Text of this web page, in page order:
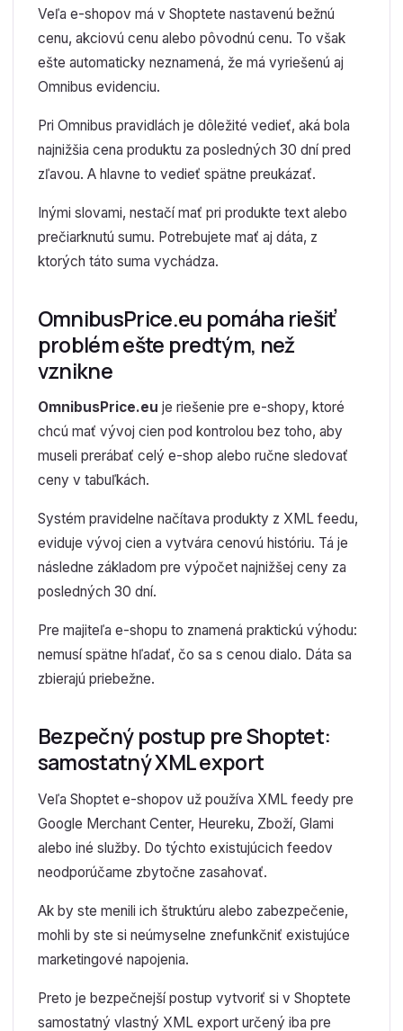
Veľa e-shopov má v Shoptete nastavenú bežnú
cenu, akciovú cenu alebo pôvodnú cenu. To však
ešte automaticky neznamená, že má vyriešenú aj
Omnibus evidenciu.
Pri Omnibus pravidlách je dôležité vedieť, aká bola
najnižšia cena produktu za posledných 30 dní pred
zľavou. A hlavne to vedieť spätne preukázať.
Inými slovami, nestačí mať pri produkte text alebo
prečiarknutú sumu. Potrebujete mať aj dáta, z
ktorých táto suma vychádza.
OmnibusPrice.eu pomáha riešiť
problém ešte predtým, než
vznikne
OmnibusPrice.eu je riešenie pre e-shopy, ktoré
chcú mať vývoj cien pod kontrolou bez toho, aby
museli prerábať celý e-shop alebo ručne sledovať
ceny v tabuľkách.
Systém pravidelne načítava produkty z XML feedu,
eviduje vývoj cien a vytvára cenovú históriu. Tá je
následne základom pre výpočet najnižšej ceny za
posledných 30 dní.
Pre majiteľa e-shopu to znamená praktickú výhodu:
nemusí spätne hľadať, čo sa s cenou dialo. Dáta sa
zbierajú priebežne.
Bezpečný postup pre Shoptet:
samostatný XML export
Veľa Shoptet e-shopov už používa XML feedy pre
Google Merchant Center, Heureku, Zboží, Glami
alebo iné služby. Do týchto existujúcich feedov
neodporúčame zbytočne zasahovať.
Ak by ste menili ich štruktúru alebo zabezpečenie,
mohli by ste si neúmyselne znefunkčniť existujúce
marketingové napojenia.
Preto je bezpečnejší postup vytvoriť si v Shoptete
samostatný vlastný XML export určený iba pre